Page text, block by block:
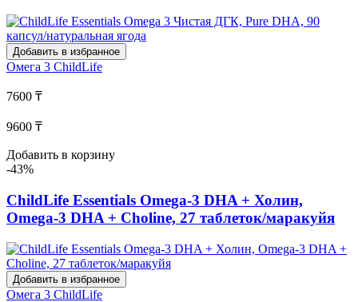
Добавить в избранное
Омега 3 ChildLife
7600 ₸
9600 ₸
Добавить в корзину
-43%
ChildLife Essentials Omega-3 DHA + Холин,
Omega-3 DHA + Choline, 27 таблеток/маракуйя
Добавить в избранное
Омега 3 ChildLife